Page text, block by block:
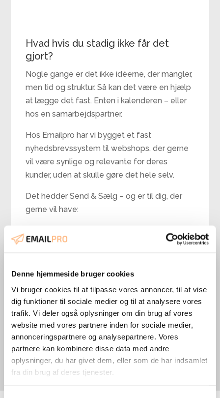
Denne hjemmeside bruger cookies
Vi bruger cookies til at tilpasse vores annoncer, til at vise
dig funktioner til sociale medier og til at analysere vores
trafik. Vi deler også oplysninger om din brug af vores
website med vores partnere inden for sociale medier,
annonceringspartnere og analysepartnere. Vores
partnere kan kombinere disse data med andre
oplysninger, du har givet dem, eller som de har indsamlet
fra din brug af deres tjenester.
Hvad hvis du stadig ikke får det
gjort?
Nogle gange er det ikke idéerne, der mangler,
men tid og struktur. Så kan det være en hjælp
at lægge det fast. Enten i kalenderen – eller
hos en samarbejdspartner.
Hos Emailpro har vi bygget et fast
nyhedsbrevssystem til webshops, der gerne
vil være synlige og relevante for deres
kunder, uden at skulle gøre det hele selv.
Det hedder Send & Sælg – og er til dig, der
gerne vil have:
Hjælp til indhold og planlægning
Hvis det lyder som noget, der kunne
skabe ro og resultater hos dig, kan du
læse mere her:
Ja tak, send mine nyhedsbreve!